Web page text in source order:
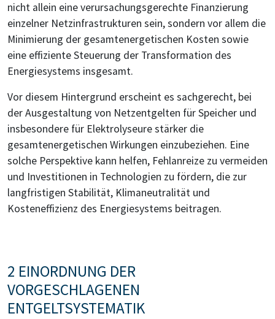
nicht allein eine verursachungsgerechte Finanzierung
einzelner Netzinfrastrukturen sein, sondern vor allem die
Minimierung der gesamtenergetischen Kosten sowie
eine effiziente Steuerung der Transformation des
Energiesystems insgesamt.
Vor diesem Hintergrund erscheint es sachgerecht, bei
der Ausgestaltung von Netzentgelten für Speicher und
insbesondere für Elektrolyseure stärker die
gesamtenergetischen Wirkungen einzubeziehen. Eine
solche Perspektive kann helfen, Fehlanreize zu vermeiden
und Investitionen in Technologien zu fördern, die zur
langfristigen Stabilität, Klimaneutralität und
Kosteneffizienz des Energiesystems beitragen.
2 EINORDNUNG DER
VORGESCHLAGENEN
ENTGELTSYSTEMATIK